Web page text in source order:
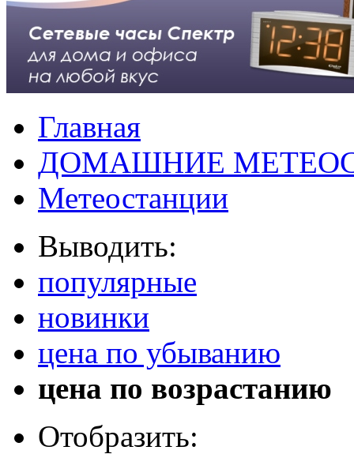
Главная
ДОМАШНИЕ
Метеостанции
Выводить:
популярные
новинки
цена по убыванию
цена по возрастанию
Отобразить: